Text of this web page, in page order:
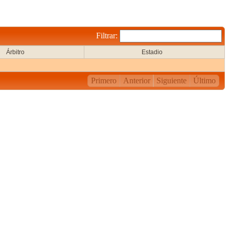
Filtrar:
Árbitro Estadio
Primero Anterior Siguiente Último